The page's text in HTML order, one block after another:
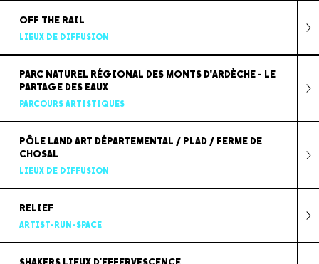
OFF THE RAIL
LIEUX DE DIFFUSION
PARC NATUREL RÉGIONAL DES MONTS D'ARDÈCHE - LE
PARTAGE DES EAUX
PARCOURS ARTISTIQUES
PÔLE LAND ART DÉPARTEMENTAL / PLAD / FERME DE
CHOSAL
LIEUX DE DIFFUSION
RELIEF
ARTIST-RUN-SPACE